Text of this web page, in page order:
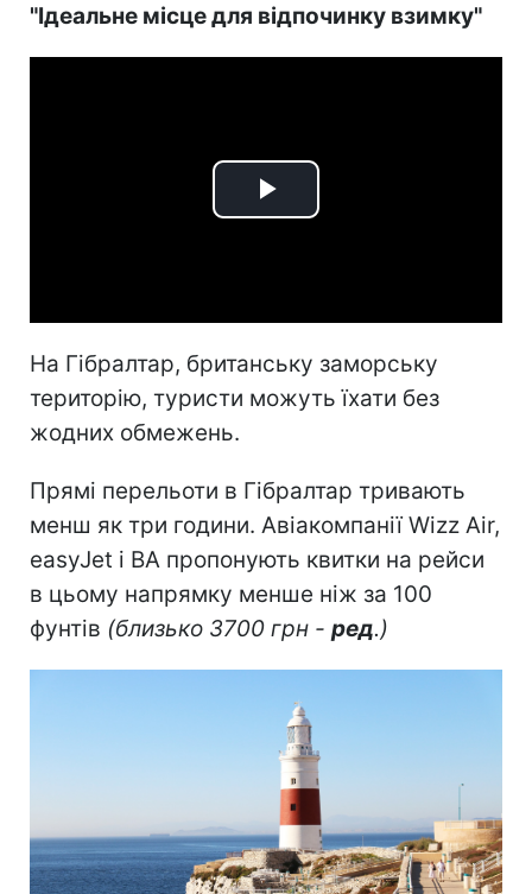
"Ідеальне місце для відпочинку взимку"
Play
На Гібралтар, британську заморську
територію, туристи можуть їхати без
жодних обмежень.
Прямі перельоти в Гібралтар тривають
менш як три години. Авіакомпанії Wizz Air,
easyJet і BA пропонують квитки на рейси
в цьому напрямку менше ніж за 100
фунтів (близько 3700 грн - ред.)